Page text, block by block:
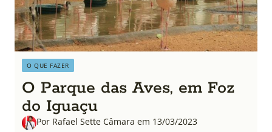
O QUE FAZER
O Parque das Aves, em Foz
do Iguaçu
Por Rafael Sette Câmara em 13/03/2023